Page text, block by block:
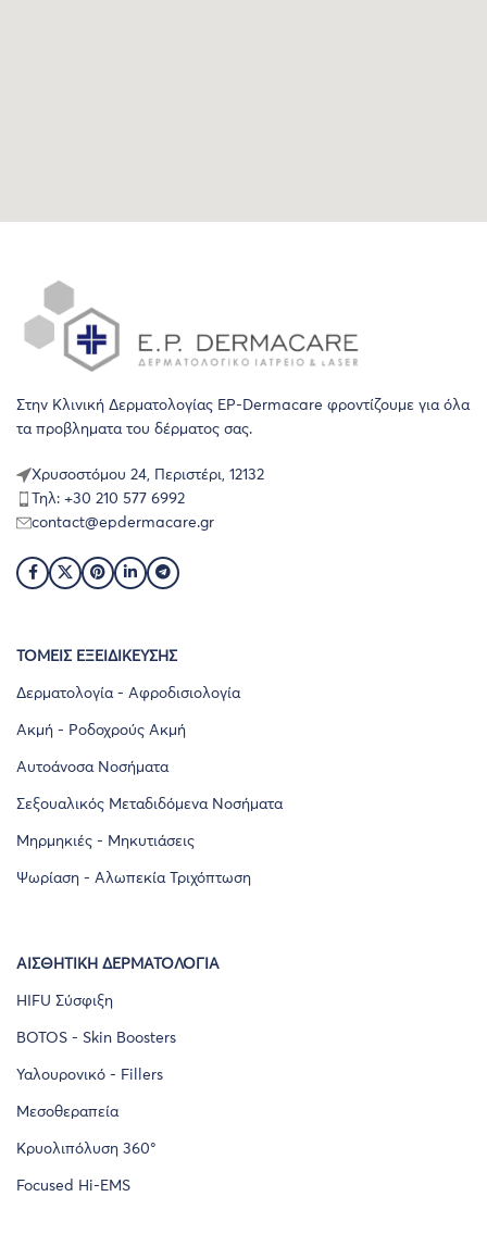
Στην Κλινική Δερματολογίας EP-Dermacare φροντίζουμε για όλα
τα προβληματα του δέρματος σας.
Χρυσοστόμου 24, Περιστέρι, 12132
Τηλ: +30 210 577 6992
contact@epdermacare.gr
ΤΟΜΕΙΣ ΕΞΕΙΔΙΚΕΥΣΗΣ
Δερματολογία - Αφροδισιολογία
Ακμή - Ροδοχρούς Ακμή
Αυτοάνοσα Νοσήματα
Σεξουαλικός Μεταδιδόμενα Νοσήματα
Μηρμηκιές - Μηκυτιάσεις
Ψωρίαση - Αλωπεκία Τριχόπτωση
ΑΙΣΘΗΤΙΚΉ ΔΕΡΜΑΤΟΛΟΓΊΑ
HIFU Σύσφιξη
BOTOS - Skin Boosters
Υαλουρονικό - Fillers
Μεσοθεραπεία
Κρυολιπόλυση 360°
Focused Hi-EMS